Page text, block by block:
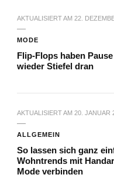
AKTUALISIERT AM 22.
MODE
Flip-Flops haben
wieder Stiefel dran
AKTUALISIERT AM 20. JANUAR
ALLGEMEIN
So lassen sich ganz
Wohntrends mit
Mode verbinden